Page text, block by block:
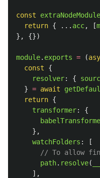
const
return { ... acc, [m
},
{})
module. exports = (
const
{
resolver: {
} = await
return {
transformer:
{
},
watchFolders :
[
// To allow
path. resolve(
],